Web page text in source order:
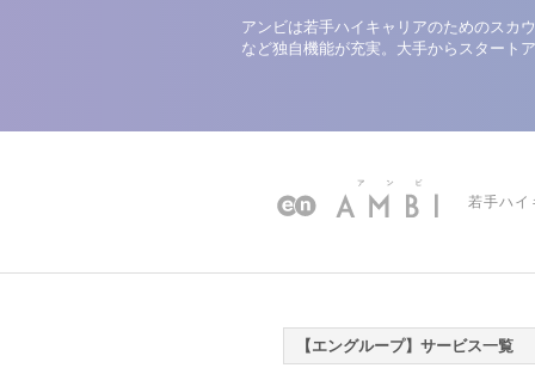
アンビは若手ハイキャリアのためのスカ
など独自機能が充実。大手からスタート
若手ハ
【エングループ】サービス一覧